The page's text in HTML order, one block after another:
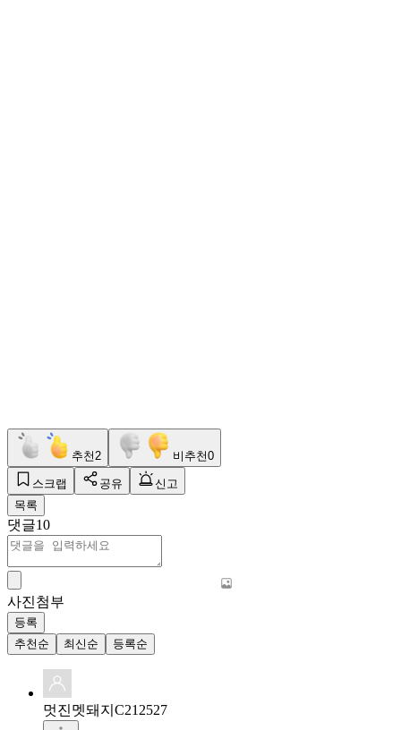
추천2 비추천0
스크랩 공유
신고
목록
댓글10
사진첨부
등록
추천순
최신순 등록순
멋진멧돼지C212527